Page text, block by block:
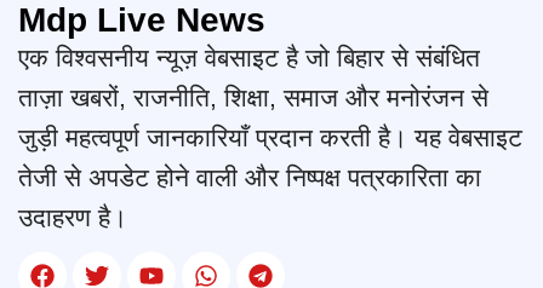
Mdp Live News
एक विश्वसनीय न्यूज़ वेबसाइट है जो बिहार से संबंधित
ताज़ा खबरों, राजनीति, शिक्षा, समाज और मनोरंजन से
जुड़ी महत्वपूर्ण जानकारियाँ प्रदान करती है। यह वेबसाइट
तेजी से अपडेट होने वाली और निष्पक्ष पत्रकारिता का
उदाहरण है।